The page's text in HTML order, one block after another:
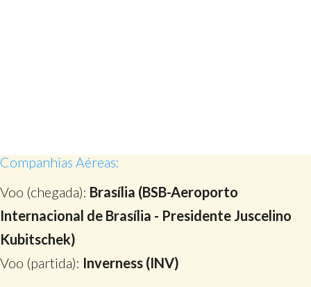
Companhias Aéreas:
Voo (chegada): Brasília (BSB-Aeroporto
Internacional de Brasília - Presidente Juscelino
Kubitschek)
Voo (partida): Inverness (INV)